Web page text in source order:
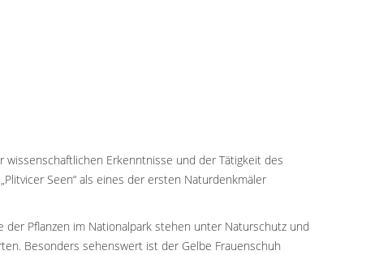
wissenschaftlichen Erkenntnisse und der Tätigkeit des
Seen“ als eines der ersten Naturdenkmäler
der Pflanzen im Nationalpark stehen unter Naturschutz und
Besonders sehenswert ist der Gelbe Frauenschuh